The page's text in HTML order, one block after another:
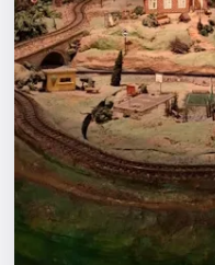
Города
Площадки
Артисты
Рейтинги